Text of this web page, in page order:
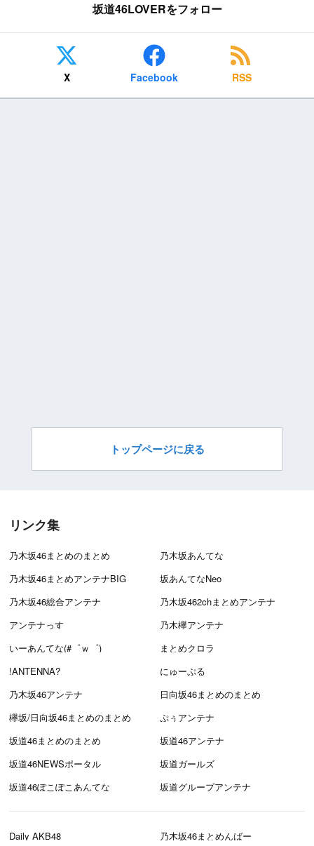
坂道46LOVERをフォロー
X Facebook RSS
トップページに戻る
リンク集
乃木坂46まとめのまとめ
乃木坂あんてな
乃木坂46まとめアンテナBIG
坂あんてなNeo
乃木坂46総合アンテナ
乃木坂462chまとめアンテナ
アンテナっす
乃木欅アンテナ
いーあんてな(#゜ｗ゜)
まとめクロラ
!ANTENNA?
にゅーぷる
乃木坂46アンテナ
日向坂46まとめのまとめ
欅坂/日向坂46まとめのまとめ
ぷぅアンテナ
坂道46まとめのまとめ
坂道46アンテナ
坂道46NEWSポータル
坂道ガールズ
坂道46ぽこぽこあんてな
坂道グループアンテナ
Daily AKB48 乃木坂46まとめんばー